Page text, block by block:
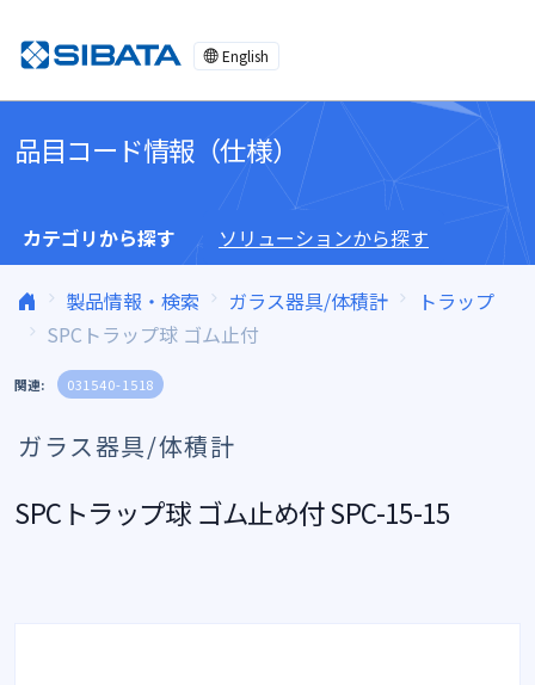
English
品目コード情報（仕様）
カテゴリから探す ソリューションから探す
製品情報・検索 ガラス器具/体積計
トラップ
SPCトラップ球 ゴム止付
関連: 031540-1518
ガラス器具/体積計
SPCトラップ球 ゴム止め付 SPC-15-15